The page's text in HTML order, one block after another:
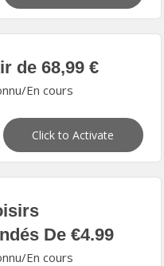
de 68,99 €
En cours
Click to Activate
De €4.99
En cours